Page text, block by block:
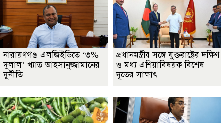
নারায়ণগঞ্জ এলজিইডিতে ‘৩%
দুলাল’ খ্যাত আহসানুজ্জামানের
দুর্নীতি
প্রধানমন্ত্রীর সঙ্গে যুক্তরাষ্ট্রের দক্ষিণ
ও মধ্য এশিয়াবিষয়ক বিশেষ
দূতের সাক্ষাৎ